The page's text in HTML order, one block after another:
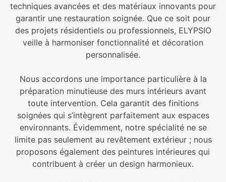
techniques avancées et des matériaux innovants pour
garantir une restauration soignée. Que ce soit pour
des projets résidentiels ou professionnels, ELYPSIO
veille à harmoniser fonctionnalité et décoration
personnalisée.
Nous accordons une importance particulière à la
préparation minutieuse des murs intérieurs avant
toute intervention. Cela garantit des finitions
soignées qui s’intègrent parfaitement aux espaces
environnants. Évidemment, notre spécialité ne se
limite pas seulement au revêtement extérieur ; nous
proposons également des peintures intérieures qui
contribuent à créer un design harmonieux.